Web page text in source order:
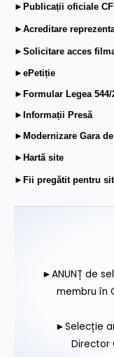
►Publicații oficiale
►Acreditare
►Solicitare acces
►ePetiție
►Formular Legea 544/
►Informații Presă
►Modernizare Gara
►Hartă site
►Fii pregătit pentru
►ANUNȚ de
membru în
►Selecție
Director